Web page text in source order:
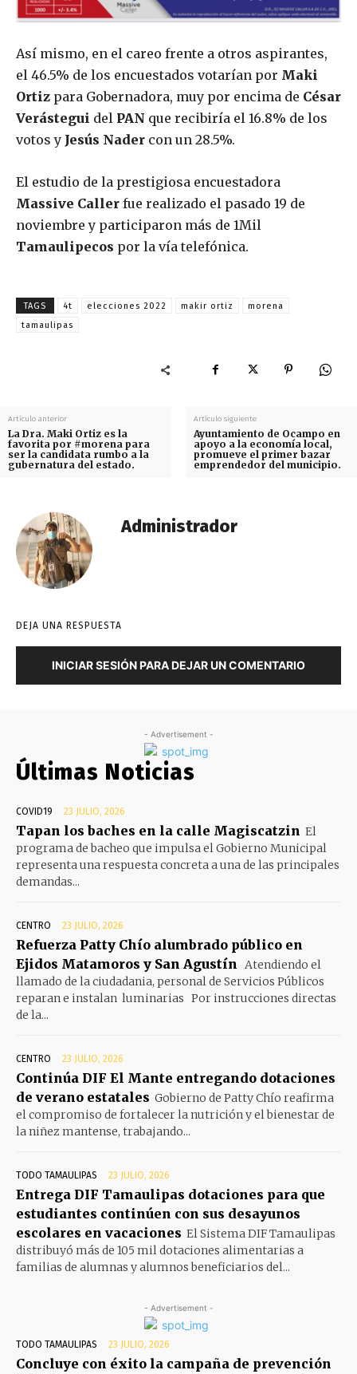
Así mismo, en el careo frente a otros aspirantes,
el 46.5% de los encuestados votarían por Maki
Ortiz para Gobernadora, muy por encima de César
Verástegui del PAN que recibiría el 16.8% de los
votos y Jesús Nader con un 28.5%.
El estudio de la prestigiosa encuestadora
Massive Caller fue realizado el pasado 19 de
noviembre y participaron más de 1Mil
Tamaulipecos por la vía telefónica.
TAGS 4t elecciones 2022 makir ortiz
morena
tamaulipas
Artículo anterior
La Dra. Maki Ortiz es la
favorita por #morena para
ser la candidata rumbo a la
gubernatura del estado.
Artículo siguiente
Ayuntamiento de Ocampo en
apoyo a la economía local,
promueve el primer bazar
emprendedor del municipio.
Administrador
DEJA UNA RESPUESTA
INICIAR SESIÓN PARA DEJAR UN COMENTARIO
- Advertisement -
Últimas Noticias
COVID19 23 JULIO, 2026
Tapan los baches en la calle Magiscatzin El
programa de bacheo que impulsa el Gobierno Municipal
representa una respuesta concreta a una de las principales
demandas...
CENTRO 23 JULIO, 2026
Refuerza Patty Chío alumbrado público en
Ejidos Matamoros y San Agustín Atendiendo el
llamado de la ciudadania, personal de Servicios Públicos
reparan e instalan luminarias Por instrucciones directas
de la...
CENTRO 23 JULIO, 2026
Continúa DIF El Mante entregando dotaciones
de verano estatales Gobierno de Patty Chío reafirma
el compromiso de fortalecer la nutrición y el bienestar de
la niñez mantense, trabajando...
TODO TAMAULIPAS 23 JULIO, 2026
Entrega DIF Tamaulipas dotaciones para que
estudiantes continúen con sus desayunos
escolares en vacaciones El Sistema DIF Tamaulipas
distribuyó más de 105 mil dotaciones alimentarias a
familias de alumnas y alumnos beneficiarios del...
- Advertisement -
TODO TAMAULIPAS 23 JULIO, 2026
Concluye con éxito la campaña de prevención